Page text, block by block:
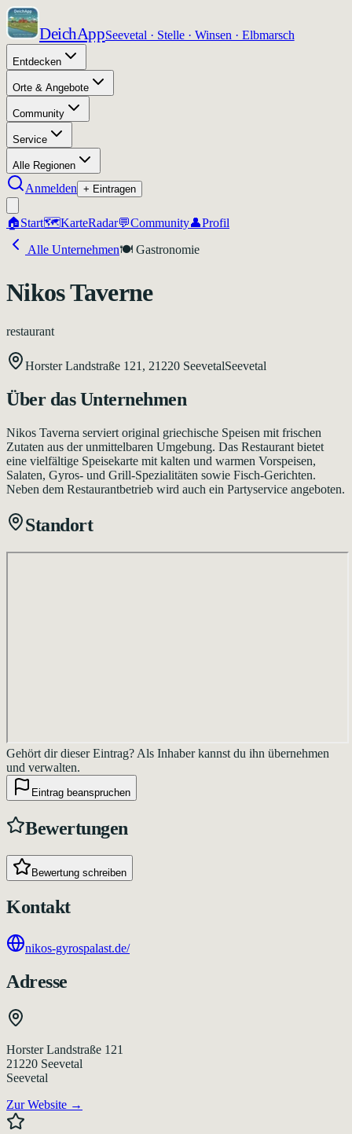
DeichAppSeevetal · Stelle · Winsen · Elbmarsch
Entdecken
Orte & Angebote
Community
Service
Alle Regionen
Anmelden + Eintragen
🏠Start🗺️KarteRadar💬Community👤Profil
Alle Unternehmen🍽️ Gastronomie
Nikos Taverne
restaurant
Horster Landstraße 121, 21220 SeevetalSeevetal
Über das Unternehmen
Nikos Taverna serviert original griechische Speisen mit frischen
Zutaten aus der unmittelbaren Umgebung. Das Restaurant bietet
eine vielfältige Speisekarte mit kalten und warmen Vorspeisen,
Salaten, Gyros- und Grill-Spezialitäten sowie Fisch-Gerichten.
Neben dem Restaurantbetrieb wird auch ein Partyservice angeboten.
Standort
Gehört dir dieser Eintrag? Als Inhaber kannst du ihn übernehmen
und verwalten.
Eintrag beanspruchen
Bewertungen
Bewertung schreiben
Kontakt
nikos-gyrospalast.de/
Adresse
Horster Landstraße 121
21220 Seevetal
Seevetal
Zur Website →